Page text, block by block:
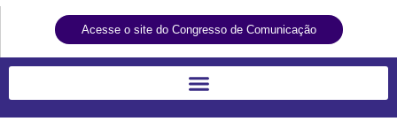
Acesse o site do Congresso de Comunicação